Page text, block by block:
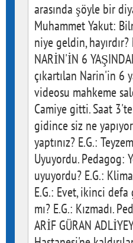
arasında şöyle bir
Muhammet Yakut:
niye geldin,
NARİN'İN 6
çıkartılan Narin'in 6
videosu mahkeme
Camiye gitti. Saat
gidince siz ne
yaptınız? E.G.:
Uyuyordu. Pedagog:
uyuyordu? E.G.:
E.G.: Evet, ikinci
mı? E.G.: Kızmadı.
ARİF GÜRAN